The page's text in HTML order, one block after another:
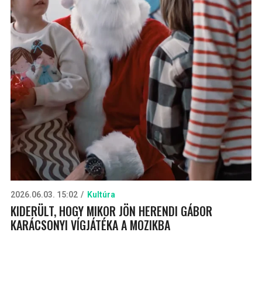
2026.06.03. 15:02 Kultúra
KIDERÜLT, HOGY MIKOR JÖN HERENDI GÁBOR
KARÁCSONYI VÍGJÁTÉKA A MOZIKBA